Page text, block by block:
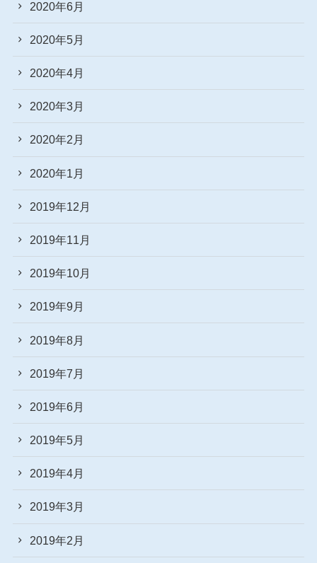
2020年6月
2020年5月
2020年4月
2020年3月
2020年2月
2020年1月
2019年12月
2019年11月
2019年10月
2019年9月
2019年8月
2019年7月
2019年6月
2019年5月
2019年4月
2019年3月
2019年2月